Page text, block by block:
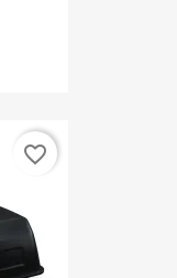
favorite_border